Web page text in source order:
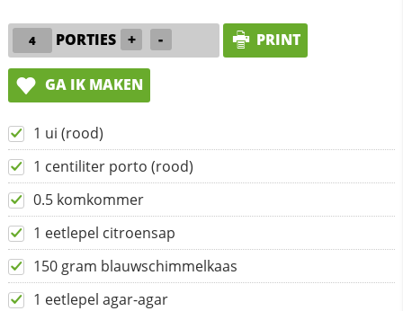
PORTIES + - PRINT
GA IK MAKEN
1 ui (rood)
1 centiliter porto (rood)
0.5 komkommer
1 eetlepel citroensap
150 gram blauwschimmelkaas
1 eetlepel agar-agar